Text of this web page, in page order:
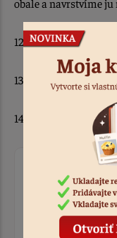
obale a navrstvíme ju
12. Položíme druhú
13. Pocukrujeme vrch
14. Nakrájame až pri
Ohodnotiť
Prihláste sa, ak
Prihlásiť sa